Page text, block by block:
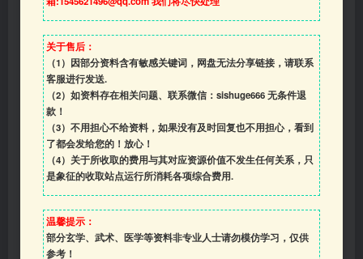
关于售后：
（1）因部分资料含有敏感关键词，网盘无法分享链接，请联系
客服进行发送.
（2）如资料存在相关问题、联系微信：sishuge666 无条件退
款！
（3） 不用担心不给资料，如果没有及时回复也不用担心，看到
了都会发给您的！放心！
（4） 关于所收取的费用与其对应资源价值不发生任何关系，只
是象征的收取站点运行所消耗各项综合费用.
温馨提示：
部分玄学、武术、医学等资料非专业人士请勿模仿学习，仅供
参考！